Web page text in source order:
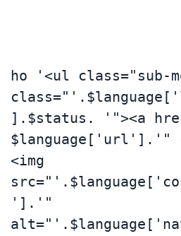
ho '<ul class="sub-
].$status. '"><a
$language['url'].'"
<img
'].'"